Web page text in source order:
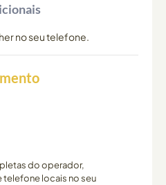
no seu telefone.
do operador,
telefone locais no seu